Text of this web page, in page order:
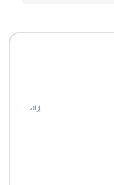
إزالة